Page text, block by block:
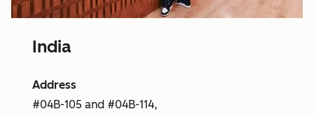
India
Address
#04B-105 and #04B-114,